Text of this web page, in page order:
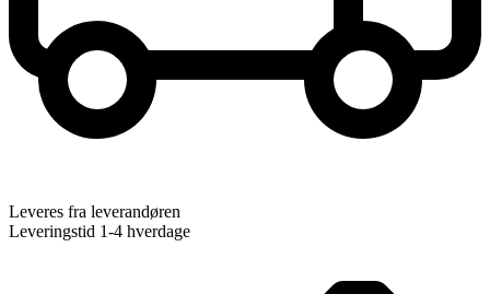
Leveres fra leverandøren
Leveringstid 1-4 hverdage